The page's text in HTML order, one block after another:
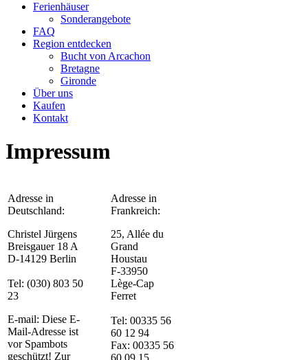
Ferienhäuser
Sonderangebote
FAQ
Region entdecken
Bucht von Arcachon
Bretagne
Gironde
Über uns
Kaufen
Kontakt
Impressum
Adresse in
Deutschland:
Christel Jürgens
Breisgauer 18 A
D-14129 Berlin
Tel: (030) 803 50
23
E-mail: Diese E-
Mail-Adresse ist
vor Spambots
geschützt! Zur
Adresse in
Frankreich:
25, Allée du
Grand
Houstau
F-33950
Lège-Cap
Ferret
Tel: 00335 56
60 12 94
Fax: 00335 56
60 09 15